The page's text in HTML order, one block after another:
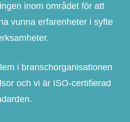
inom området för att
vunna erfarenheter i syfte
i branschorganisationen
och vi är ISO-certifierad